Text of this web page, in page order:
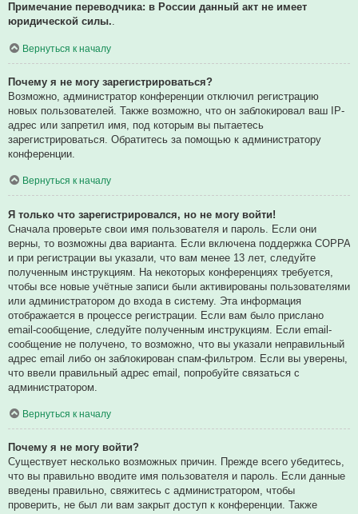
Примечание переводчика: в России данный акт не имеет
юридической силы..
Вернуться к началу
Почему я не могу зарегистрироваться?
Возможно, администратор конференции отключил регистрацию
новых пользователей. Также возможно, что он заблокировал ваш IP-
адрес или запретил имя, под которым вы пытаетесь
зарегистрироваться. Обратитесь за помощью к администратору
конференции.
Вернуться к началу
Я только что зарегистрировался, но не могу войти!
Сначала проверьте свои имя пользователя и пароль. Если они
верны, то возможны два варианта. Если включена поддержка COPPA
и при регистрации вы указали, что вам менее 13 лет, следуйте
полученным инструкциям. На некоторых конференциях требуется,
чтобы все новые учётные записи были активированы пользователями
или администратором до входа в систему. Эта информация
отображается в процессе регистрации. Если вам было прислано
email-сообщение, следуйте полученным инструкциям. Если email-
сообщение не получено, то возможно, что вы указали неправильный
адрес email либо он заблокирован спам-фильтром. Если вы уверены,
что ввели правильный адрес email, попробуйте связаться с
администратором.
Вернуться к началу
Почему я не могу войти?
Существует несколько возможных причин. Прежде всего убедитесь,
что вы правильно вводите имя пользователя и пароль. Если данные
введены правильно, свяжитесь с администратором, чтобы
проверить, не был ли вам закрыт доступ к конференции. Также